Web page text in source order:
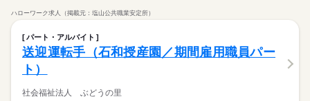
ハローワーク求人（掲載元：塩山公共職業安定所）
パート・アルバイト
送迎運転手（石和授産園／期間雇用職員パー
ト）
社会福祉法人 ぶどうの里